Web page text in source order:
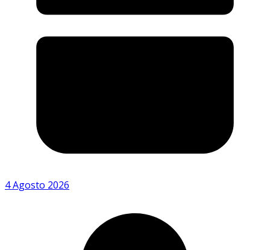
4 Agosto 2026